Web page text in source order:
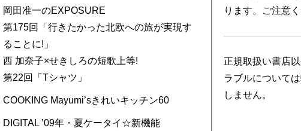
岡田准一のEXPOSURE
第175回「行きたかった北欧への旅が実現す
ることに!」
西 加奈子×せきしろの短歌上等!
第22回「Tシャツ」
COOKING Mayumi’sきれいキッチン60
DIGITAL ’09年・夏ケータイ☆新機能
ります。ご注意く
正規取扱い書店
ラブルについて
しません。